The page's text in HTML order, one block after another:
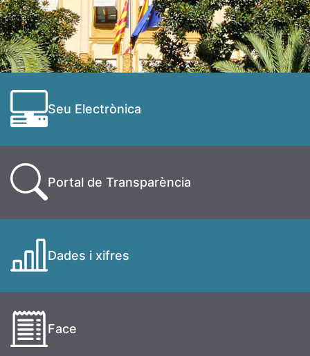
Seu Electrònica
Portal de Transparència
Dades i xifres
Face